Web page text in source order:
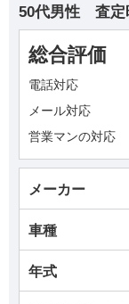
50代男性 査定
総合評価
電話対応
メール対応
営業マンの対応
メーカー
車種
年式